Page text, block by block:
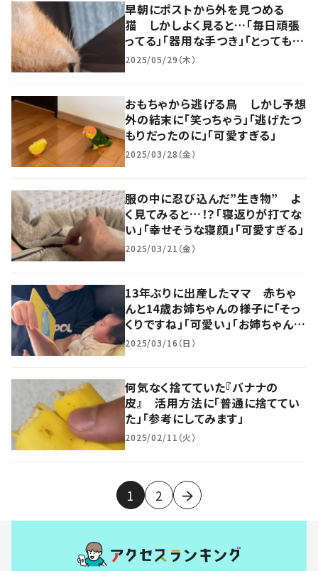
早朝にポストから外を見つめる
猫 しかしよく見ると…「毎日頑張
ってる」「器用な手つき」「とっても癒
される」
2025/05/29（木）
おもちゃから逃げる鳥 しかし予想
外の結末に「笑っちゃう」「逃げたつ
もりだったのに」「可愛すぎる」
2025/03/28（金）
服の中に忍び込んだ”生き物” よ
く見てみると…！？「寝返りが打てな
い」「幸せそうな寝顔」「可愛すぎる」
2025/03/21（金）
13年ぶりに出産したママ 赤ちゃ
んと14歳お姉ちゃんの様子に「そっ
くりですね」「可愛い」「お姉ちゃんち
ょっと大人っぽく見える」
2025/03/16（日）
何気なく捨てていた『バナナの
皮』 活用方法に「普通に捨ててい
た」「参考にしてみます」
2025/02/11（火）
1 2